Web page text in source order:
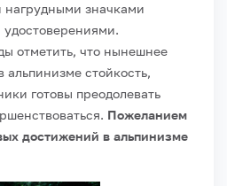
нагрудными значками
отметить, что нынешнее
альпинизме стойкость,
готовы преодолевать
Пожеланием
достижений в альпинизме